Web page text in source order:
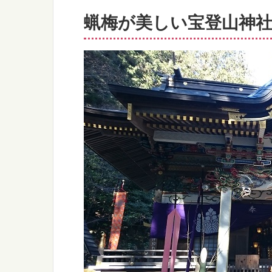
蝋梅が美しい宝登山神社